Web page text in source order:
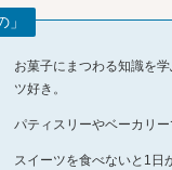
お菓子にまつわる知識を
ツ好き。
パティスリーやベーカリー
スイーツを食べないと1日